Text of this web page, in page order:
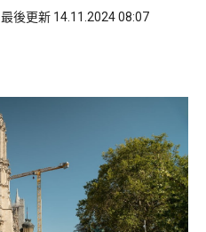
最後更新 14.11.2024 08:07